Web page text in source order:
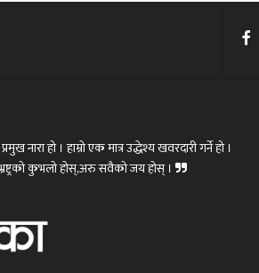
नारा हो । हाम्रो एक मात्र उद्धेश्य खवरदारी गर्ने हो ।
कुभलो होस्,अरु सवैको जय होस् ।